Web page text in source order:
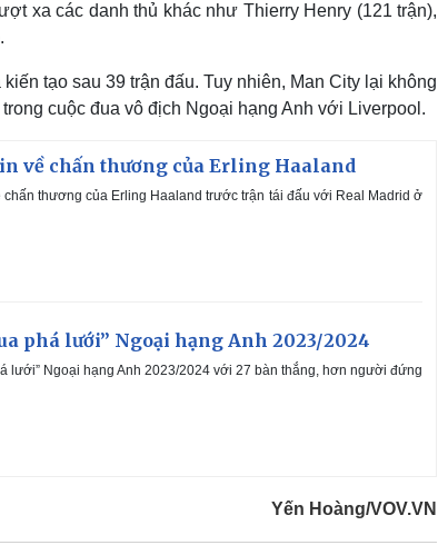
xa các danh thủ khác như Thierry Henry (121 trận),
tạo sau 39 trận đấu. Tuy nhiên, Man City lại không
cuộc đua vô địch Ngoại hạng Anh với Liverpool.
về chấn thương của Erling Haaland
chấn thương của Erling Haaland trước trận tái đấu với Real Madrid ở
phá lưới” Ngoại hạng Anh 2023/2024
lưới” Ngoại hạng Anh 2023/2024 với 27 bàn thắng, hơn người đứng
Yến Hoàng/VOV.VN